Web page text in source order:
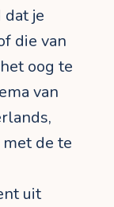
je
die van
oog te
van
de te
uit